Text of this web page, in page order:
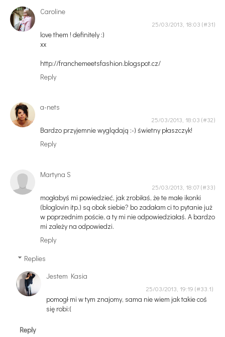
Caroline
25/03/2013, 18:03
love them ! definitely :)
xx
http://franchemeetsfashion.blogspot.cz/
Reply
a-nets
25/03/2013, 18:03
Bardzo przyjemnie wyglądają :-) świetny płaszczyk!
Reply
Martyna S
25/03/2013, 18:07
mogłabyś mi powiedzieć, jak zrobiłaś, że te małe ikonki
(bloglovin itp.) są obok siebie? bo zadałam ci to pytanie już
w poprzednim poście, a ty mi nie odpowiedziałaś. A bardzo
mi zależy na odpowiedzi.
Reply
Replies
Jestem Kasia
25/03/2013, 19:19
pomogł mi w tym znajomy, sama nie wiem jak takie coś
się robi:(
Reply